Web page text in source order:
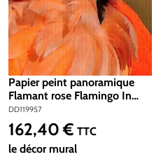
Papier peint panoramique
Flamant rose Flamingo In
Sun - Référence DD119957 -
Intissé 200g/m2 - Standard
200 x 280
DD119957
Prix régulier :
162,40 € TTC
le décor mural